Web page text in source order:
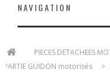
NAVIGATION
PIECES DETACHEES
PARTIE GUIDON motorisés
>